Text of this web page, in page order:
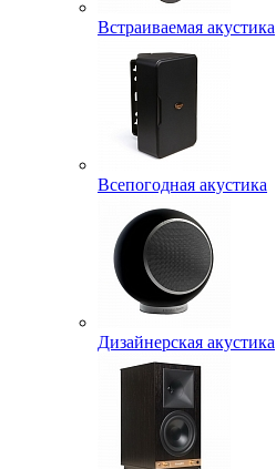
Встраиваемая акустика
Всепогодная акустика
Дизайнерская акустика